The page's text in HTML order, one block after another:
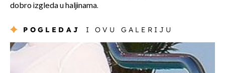
dobro izgleda u haljinama.
POGLEDAJ I OVU GALERIJU